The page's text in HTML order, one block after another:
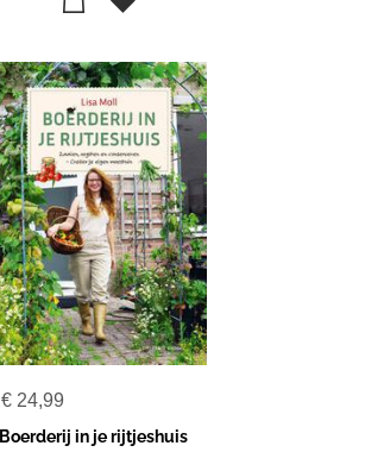
€ 24,99
Boerderij in je rijtjeshuis